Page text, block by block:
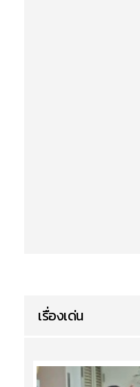
เรื่องเด่น